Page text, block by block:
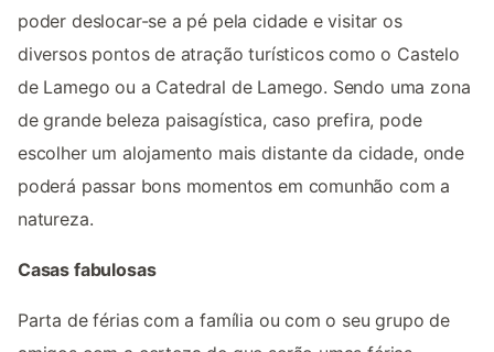
poder deslocar-se a pé pela cidade e visitar os
diversos pontos de atração turísticos como o Castelo
de Lamego ou a Catedral de Lamego. Sendo uma zona
de grande beleza paisagística, caso prefira, pode
escolher um alojamento mais distante da cidade, onde
poderá passar bons momentos em comunhão com a
natureza.
Casas fabulosas
Parta de férias com a família ou com o seu grupo de